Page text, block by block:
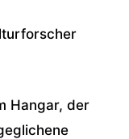
Hangar, der